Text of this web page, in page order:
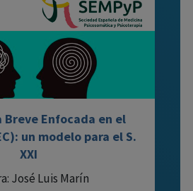
Breve Enfocada en el
un modelo para el S.
XXI
José Luis Marín